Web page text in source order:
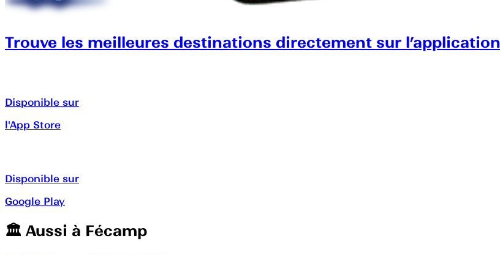
Trouve les meilleures destinations directement sur l’application
Disponible sur
l'App Store
Disponible sur
Google Play
🏛️️ Aussi à Fécamp